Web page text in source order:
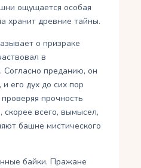
ощущается особая
хранит древние тайны.
о призраке
в
Согласно преданию, он
его дух до сих пор
прочность
скорее всего, вымысел,
башне мистического
байки. Пражане